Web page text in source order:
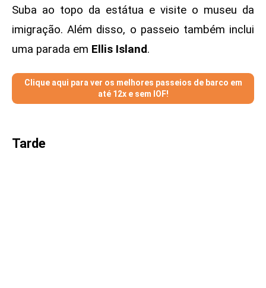
Suba ao topo da estátua e visite o museu da
imigração. Além disso, o passeio também inclui
uma parada em Ellis Island.
Clique aqui para ver os melhores passeios de barco em
até 12x e sem IOF!
Tarde